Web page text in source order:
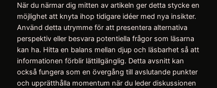
När du närmar dig mitten av artikeln ger detta stycke en
möjlighet att knyta ihop tidigare idéer med nya insikter.
Använd detta utrymme för att presentera alternativa
perspektiv eller besvara potentiella frågor som läsarna
kan ha. Hitta en balans mellan djup och läsbarhet så att
informationen förblir lättillgänglig. Detta avsnitt kan
också fungera som en övergång till avslutande punkter
och upprätthålla momentum när du leder diskussionen